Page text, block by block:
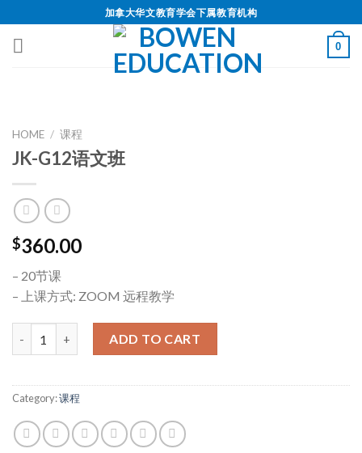
加拿大华文教育学会下属教育机构
0
HOME / 课程
JK-G12语文班
$360.00
– 20节课
– 上课方式: ZOOM 远程教学
ADD TO CART
Category:课程